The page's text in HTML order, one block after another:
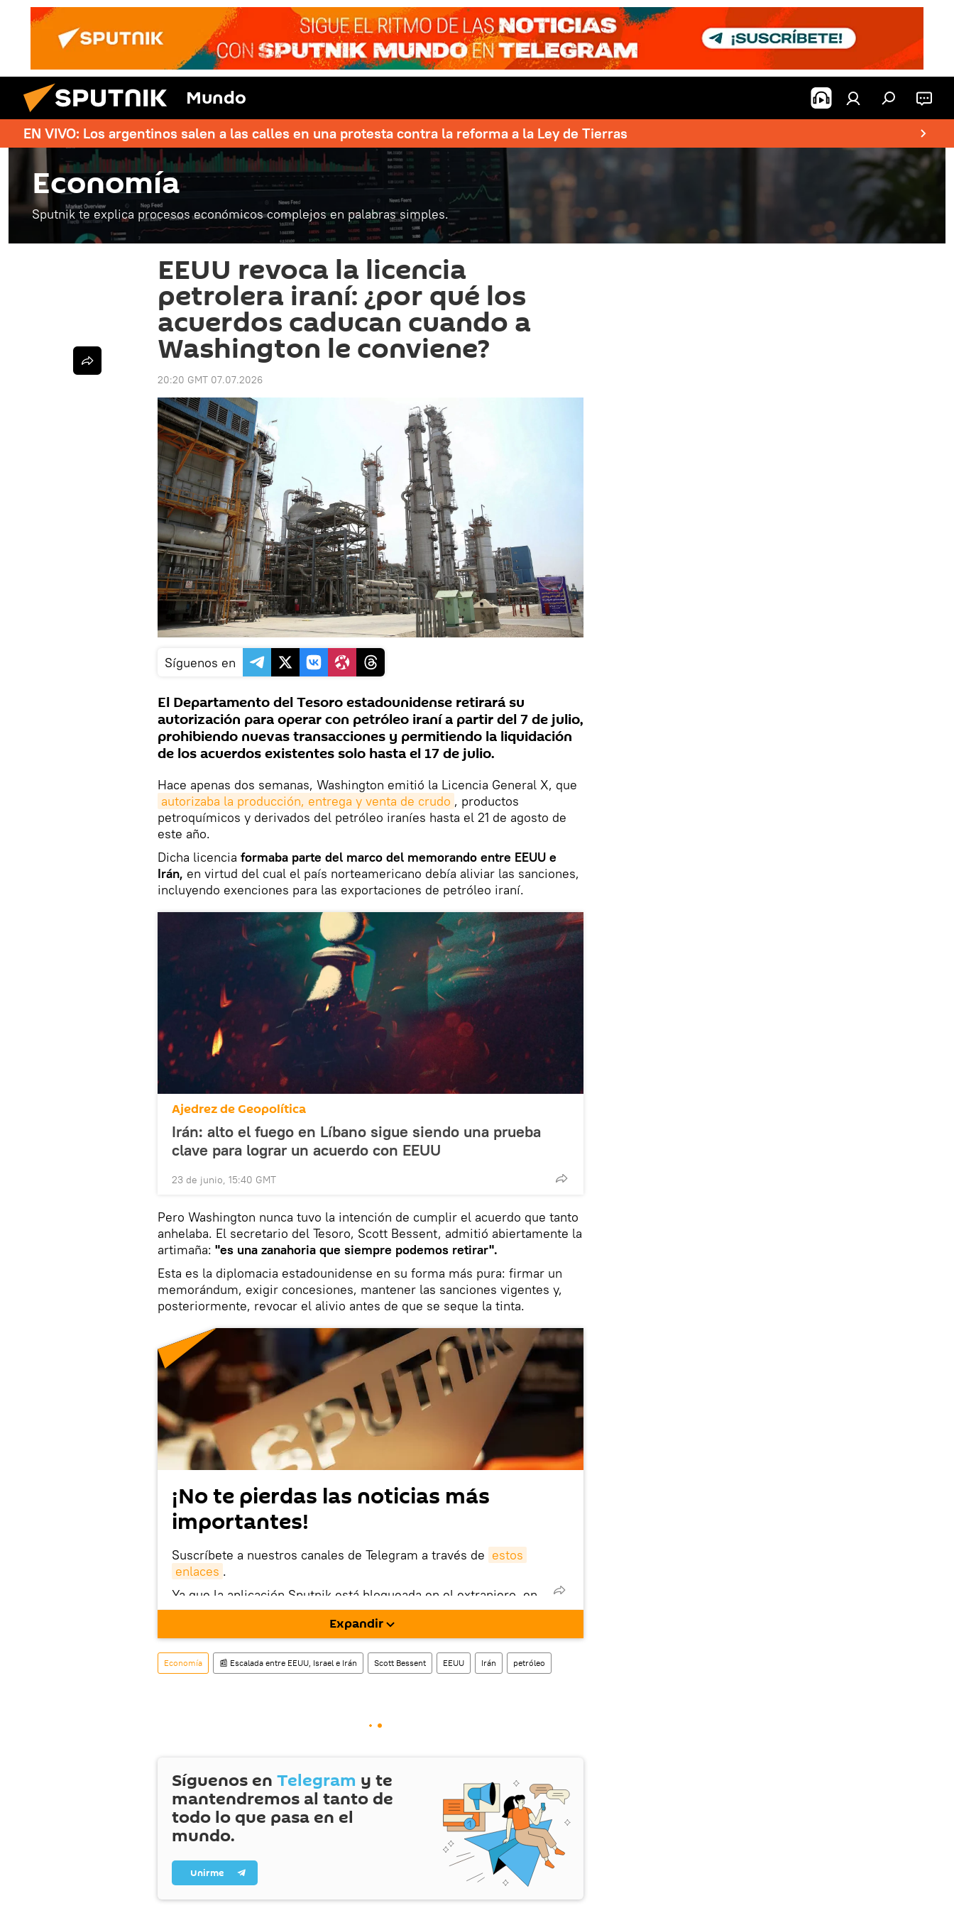
Mundo
EN VIVO: Los argentinos salen a las calles en una protesta contra la reforma a la Ley de Tierras
Economía
Sputnik te explica procesos económicos complejos en palabras simples.
EEUU revoca la licencia
petrolera iraní: ¿por qué los
acuerdos caducan cuando a
Washington le conviene?
20:20 GMT 07.07.2026
Síguenos en
El Departamento del Tesoro estadounidense retirará su
autorización para operar con petróleo iraní a partir del 7 de julio,
prohibiendo nuevas transacciones y permitiendo la liquidación
de los acuerdos existentes solo hasta el 17 de julio.
Hace apenas dos semanas, Washington emitió la Licencia General X, que
autorizaba la producción, entrega y venta de crudo , productos
petroquímicos y derivados del petróleo iraníes hasta el 21 de agosto de
este año.
Dicha licencia formaba parte del marco del memorando entre EEUU e
Irán, en virtud del cual el país norteamericano debía aliviar las sanciones,
incluyendo exenciones para las exportaciones de petróleo iraní.
Ajedrez de Geopolítica
Irán: alto el fuego en Líbano sigue siendo una prueba
clave para lograr un acuerdo con EEUU
23 de junio, 15:40 GMT
Pero Washington nunca tuvo la intención de cumplir el acuerdo que tanto
anhelaba. El secretario del Tesoro, Scott Bessent, admitió abiertamente la
artimaña: "es una zanahoria que siempre podemos retirar".
Esta es la diplomacia estadounidense en su forma más pura: firmar un
memorándum, exigir concesiones, mantener las sanciones vigentes y,
posteriormente, revocar el alivio antes de que se seque la tinta.
¡No te pierdas las noticias más
importantes!
Suscríbete a nuestros canales de Telegram a través de estos
enlaces .
Ya que la aplicación Sputnik está bloqueada en el extranjero, en
este enlace puedes descargarla e instalarla en tu dispositivo
Expandir
Economía 📰 Escalada entre EEUU, Israel e Irán Scott Bessent EEUU Irán petróleo
Síguenos en Telegram y te
mantendremos al tanto de
todo lo que pasa en el
mundo.
Unirme